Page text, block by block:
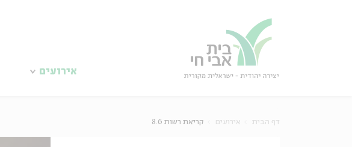
אירועים
דף הבית אירועים קריאת רשות 8.6